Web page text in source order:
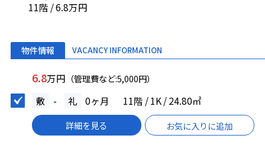
11階 / 6.8万円
物件情報 VACANCY INFORMATION
6.8万円 （管理費など:5,000円）
敷 - 礼 0ヶ月 11階 / 1K / 24.80㎡
詳細を見る お気に入りに追加